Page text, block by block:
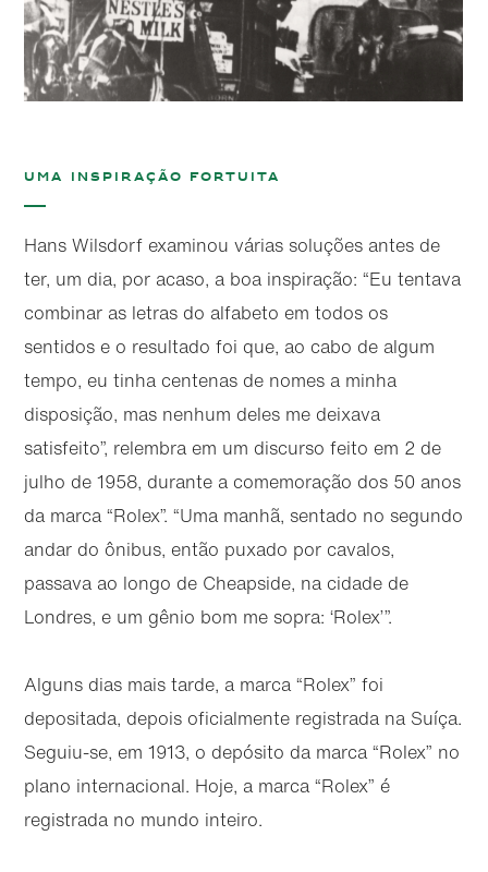
Uma inspiração fortuita
Hans Wilsdorf examinou várias soluções antes de
ter, um dia, por acaso, a boa inspiração: “Eu tentava
combinar as letras do alfabeto em todos os
sentidos e o resultado foi que, ao cabo de algum
tempo, eu tinha centenas de nomes a minha
disposição, mas nenhum deles me deixava
satisfeito”, relembra em um discurso feito em 2 de
julho de 1958, durante a comemoração dos 50 anos
da marca “Rolex”. “Uma manhã, sentado no segundo
andar do ônibus, então puxado por cavalos,
passava ao longo de Cheapside, na cidade de
Londres, e um gênio bom me sopra: ‘Rolex’”.
Alguns dias mais tarde, a marca “Rolex” foi
depositada, depois oficialmente registrada na Suíça.
Seguiu-se, em 1913, o depósito da marca “Rolex” no
plano internacional. Hoje, a marca “Rolex” é
registrada no mundo inteiro.